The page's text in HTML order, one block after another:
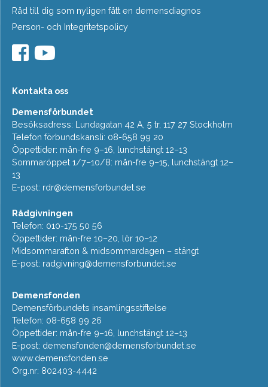
Råd till dig som nyligen fått en demensdiagnos
Person- och Integritetspolicy
Kontakta oss
Demensförbundet
Besöksadress: Lundagatan 42 A, 5 tr, 117 27 Stockholm
Telefon förbundskansli: 08-658 99 20
Öppettider: mån-fre 9–16, lunchstängt 12–13
Sommaröppet 1/7–10/8: mån-fre 9–15, lunchstängt 12–
13
E-post: rdr@demensforbundet.se
Rådgivningen
Telefon: 010-175 50 56
Öppettider: mån-fre 10–20, lör 10–12
Midsommarafton & midsommardagen – stängt
E-post: radgivning@demensforbundet.se
Demensfonden
Demensförbundets insamlingsstiftelse
Telefon: 08-658 99 26
Öppettider: mån-fre 9–16, lunchstängt 12–13
E-post: demensfonden@demensforbundet.se
www.demensfonden.se
Org.nr: 802403-4442